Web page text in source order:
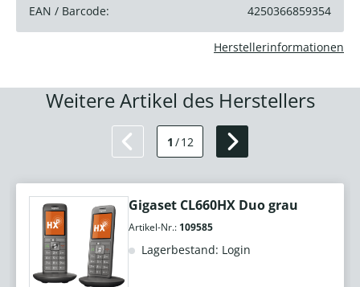
EAN / Barcode:
4250366859354
Herstellerinformationen
Weitere Artikel des Herstellers
1 /12
Gigaset CL660HX Duo grau
Artikel-Nr.: 109585
Lagerbestand: Login